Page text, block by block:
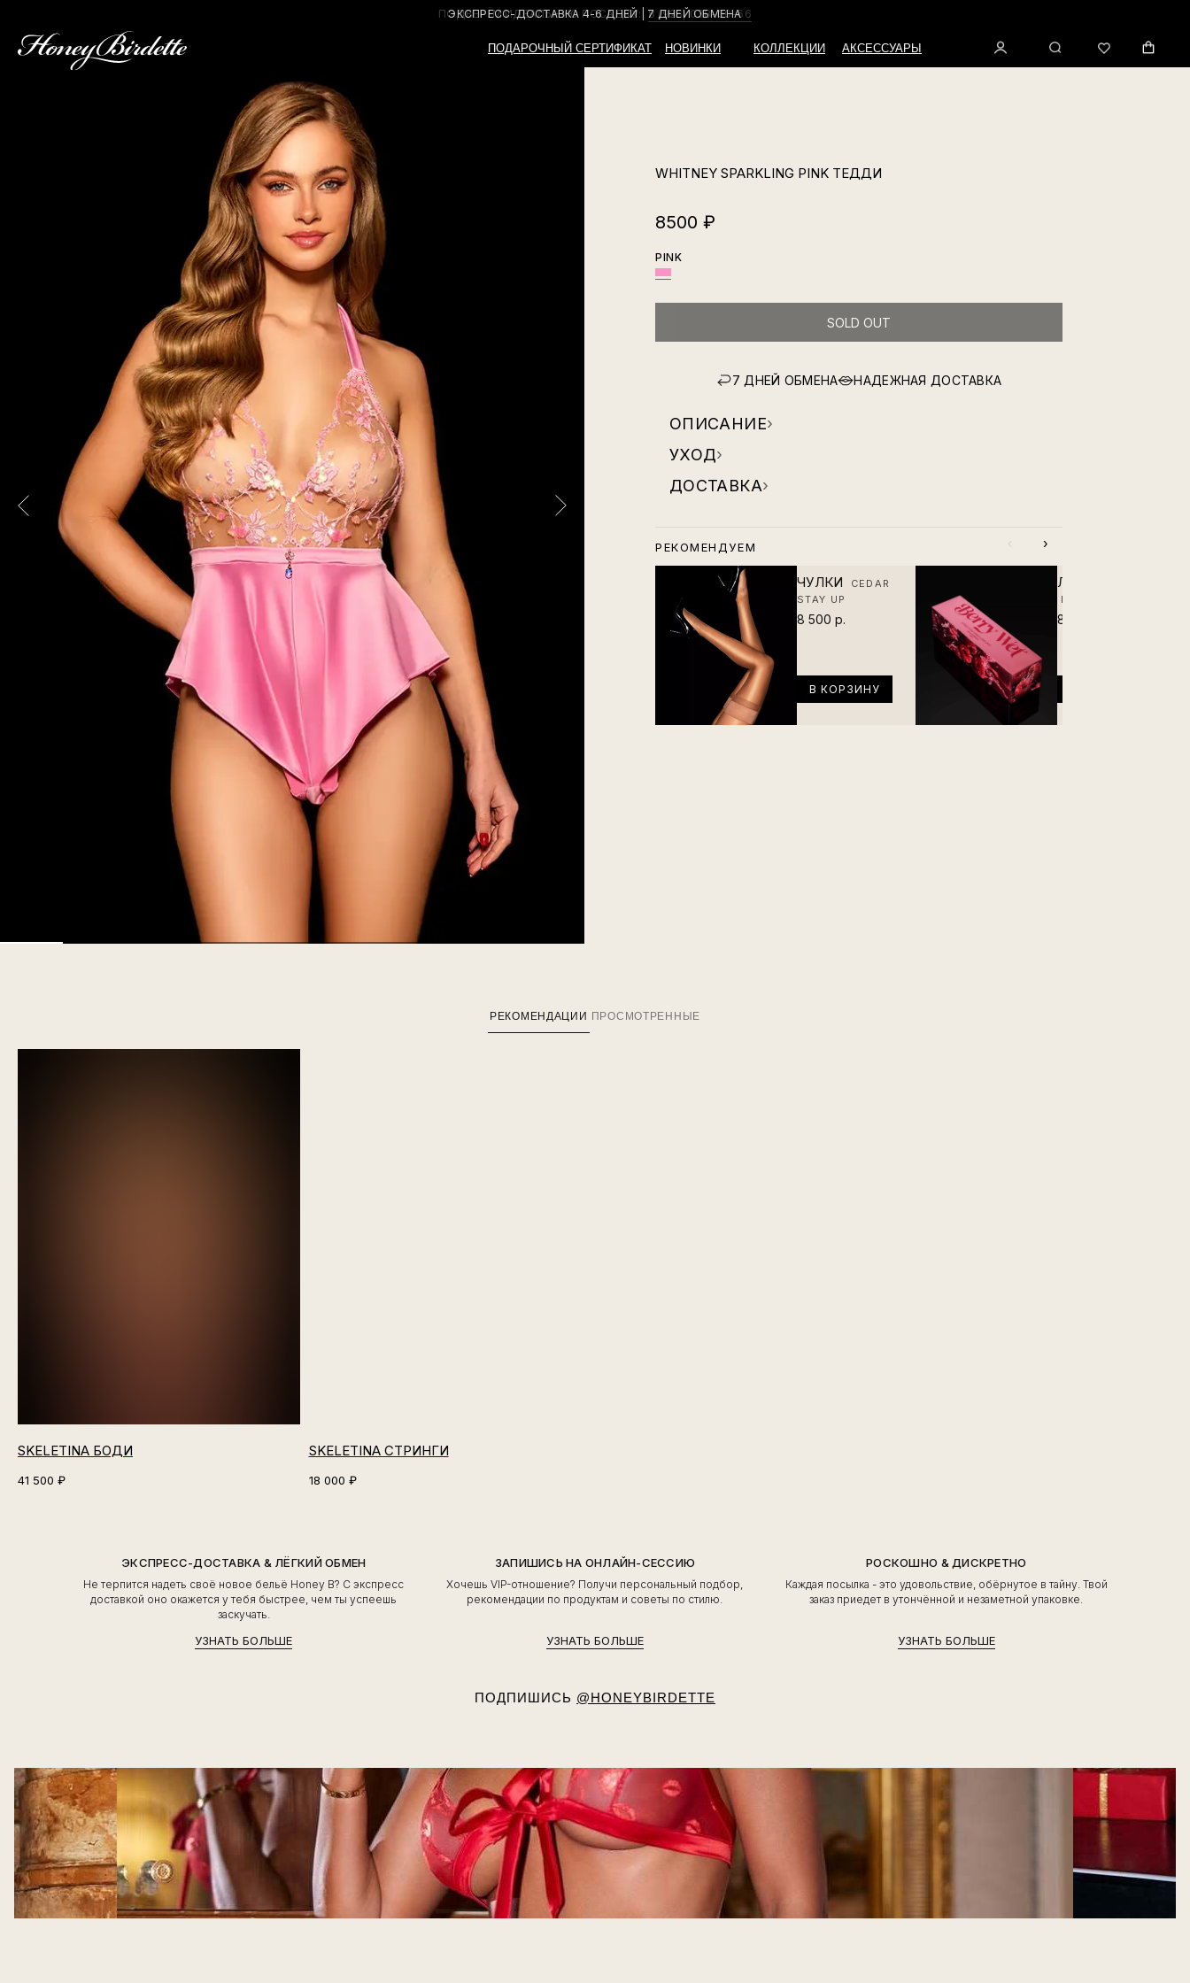
ПОДБЕРЁМ ИДЕАЛЬНУЮ ПОСАДКУ: 8 (926) 038-00-66
НОВИНКИ КОЛЛЕКЦИИ
ПОДАРОЧНЫЙ СЕРТИФИКАТ АКСЕССУАРЫ
WHITNEY SPARKLING PINK ТЕДДИ
8500 ₽
PINK
SOLD OUT
7 ДНЕЙ ОБМЕНА НАДЕЖНАЯ ДОСТАВКА
ОПИСАНИЕ›
УХОД›
ДОСТАВКА›
РЕКОМЕНДУЕМ ‹ ›
ЧУЛКИ
CEDAR
STAY UP
8 500 р.
В КОРЗИНУ
ЛУБРИКАНТ
BERRY WET
8 500 р.
РЕКОМЕНДАЦИИ ПРОСМОТРЕННЫЕ
SKELETINA БОДИ
41 500 ₽
SKELETINA СТРИНГИ
18 000 ₽
ЭКСПРЕСС-ДОСТАВКА & ЛЁГКИЙ ОБМЕН
Не терпится надеть своё новое бельё Honey B? С экспресс
доставкой оно окажется у тебя быстрее, чем ты успеешь
заскучать.
УЗНАТЬ БОЛЬШЕ
ЗАПИШИСЬ НА ОНЛАЙН-СЕССИЮ
Хочешь VIP-отношение? Получи персональный подбор,
рекомендации по продуктам и советы по стилю.
УЗНАТЬ БОЛЬШЕ
РОСКОШНО & ДИСКРЕТНО
Каждая посылка - это удовольствие, обёрнутое в тайну. Твой
заказ приедет в утончённой и незаметной упаковке.
УЗНАТЬ БОЛЬШЕ
ПОДПИШИСЬ @HONEYBIRDETTE